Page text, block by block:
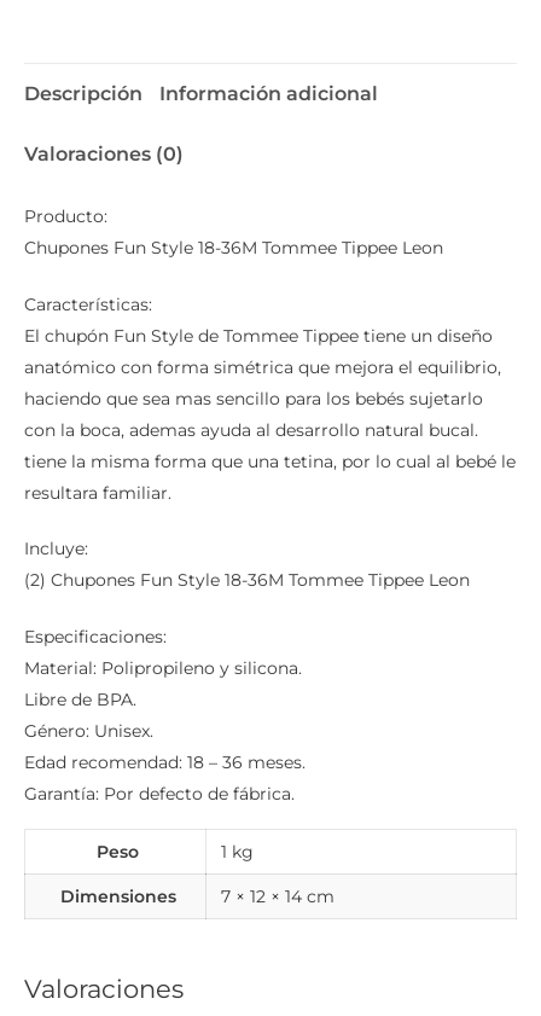
Descripción Información adicional
Valoraciones (0)
Producto:
Chupones Fun Style 18-36M Tommee Tippee Leon
Características:
El chupón Fun Style de Tommee Tippee tiene un diseño
anatómico con forma simétrica que mejora el equilibrio,
haciendo que sea mas sencillo para los bebés sujetarlo
con la boca, ademas ayuda al desarrollo natural bucal.
tiene la misma forma que una tetina, por lo cual al bebé le
resultara familiar.
Incluye:
(2) Chupones Fun Style 18-36M Tommee Tippee Leon
Especificaciones:
Material: Polipropileno y silicona.
Libre de BPA.
Género: Unisex.
Edad recomendad: 18 – 36 meses.
Garantía: Por defecto de fábrica.
Peso 1 kg
Dimensiones 7 × 12 × 14 cm
Valoraciones